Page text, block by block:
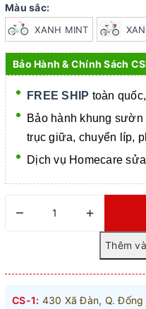
Màu sắc:
XANH MINT
Bảo Hành & Chính Sách
FREE SHIP toàn
Bảo hành khung
trục giữa, chuyển líp,
Dịch vụ Homecare
– +
CS-1: 430 Xã Đàn, Q.